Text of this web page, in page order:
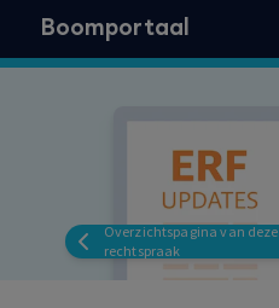
Boomportaal
Overzichtspagina van deze
rechtspraak